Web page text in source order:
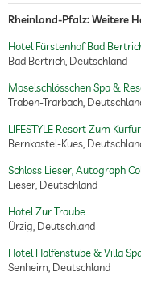
Rheinland-Pfalz: Weitere
Hotel Fürstenhof Bad
Bad Bertrich, Deutschland
Moselschlösschen Spa &
Traben-Trarbach,
LIFESTYLE Resort Zum
Bernkastel-Kues,
Schloss Lieser, Autograph
Lieser, Deutschland
Hotel Zur Traube
Ürzig, Deutschland
Hotel Halfenstube & Villa
Senheim, Deutschland